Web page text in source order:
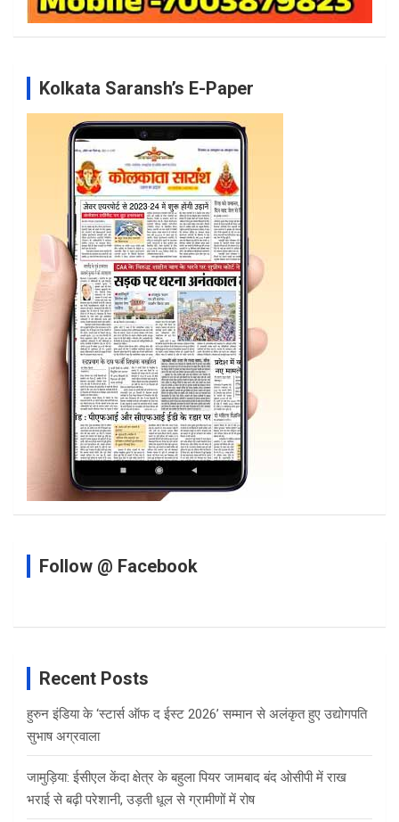
Kolkata Saransh’s E-Paper
Follow @ Facebook
Recent Posts
हुरुन इंडिया के ‘स्टार्स ऑफ द ईस्ट 2026’ सम्मान से अलंकृत हुए उद्योगपति
सुभाष अग्रवाला
जामुड़िया: ईसीएल केंदा क्षेत्र के बहुला पियर जामबाद बंद ओसीपी में राख
भराई से बढ़ी परेशानी, उड़ती धूल से ग्रामीणों में रोष